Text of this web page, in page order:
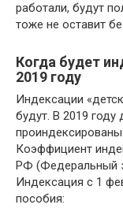
работали, будут
тоже не оставит
Когда будет
2019 году
Индексации
будут. В 2019 году
Коэффициент
РФ (Федеральный
Индексация с 1
пособия: